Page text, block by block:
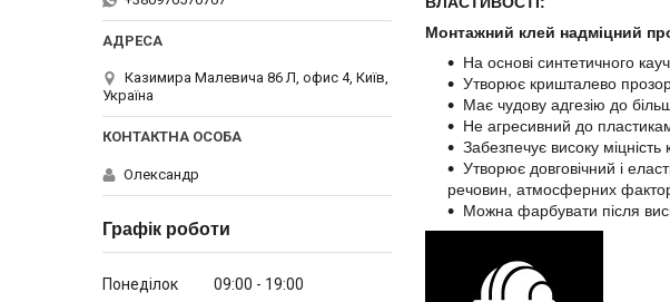
Монтажний клей надміцний
На основі синтетичного
Утворює кришталево
Має чудову адгезію до
Не агресивний до
Забезпечує високу
Утворює довговічний і
речовин, атмосферних
Можна фарбувати після
Казимира Малевича 86 Л, офис 4, Київ,
Україна
Олександр
Графік роботи
Понеділок 09:00
19:00